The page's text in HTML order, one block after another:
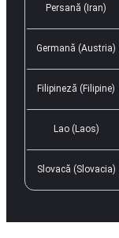
Persană (Iran)
Germană (Austria)
Filipineză (Filipine)
Lao (Laos)
Slovacă (Slovacia)